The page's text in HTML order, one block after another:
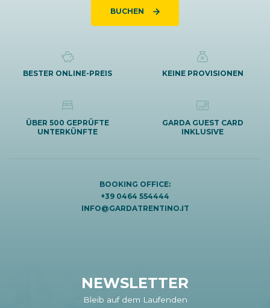
BUCHEN
BESTER ONLINE-PREIS KEINE PROVISIONEN
ÜBER 500 GEPRÜFTE
UNTERKÜNFTE
GARDA GUEST CARD
INKLUSIVE
BOOKING OFFICE:
+39 0464 554444
INFO@GARDATRENTINO.IT
NEWSLETTER
Bleib auf dem Laufenden